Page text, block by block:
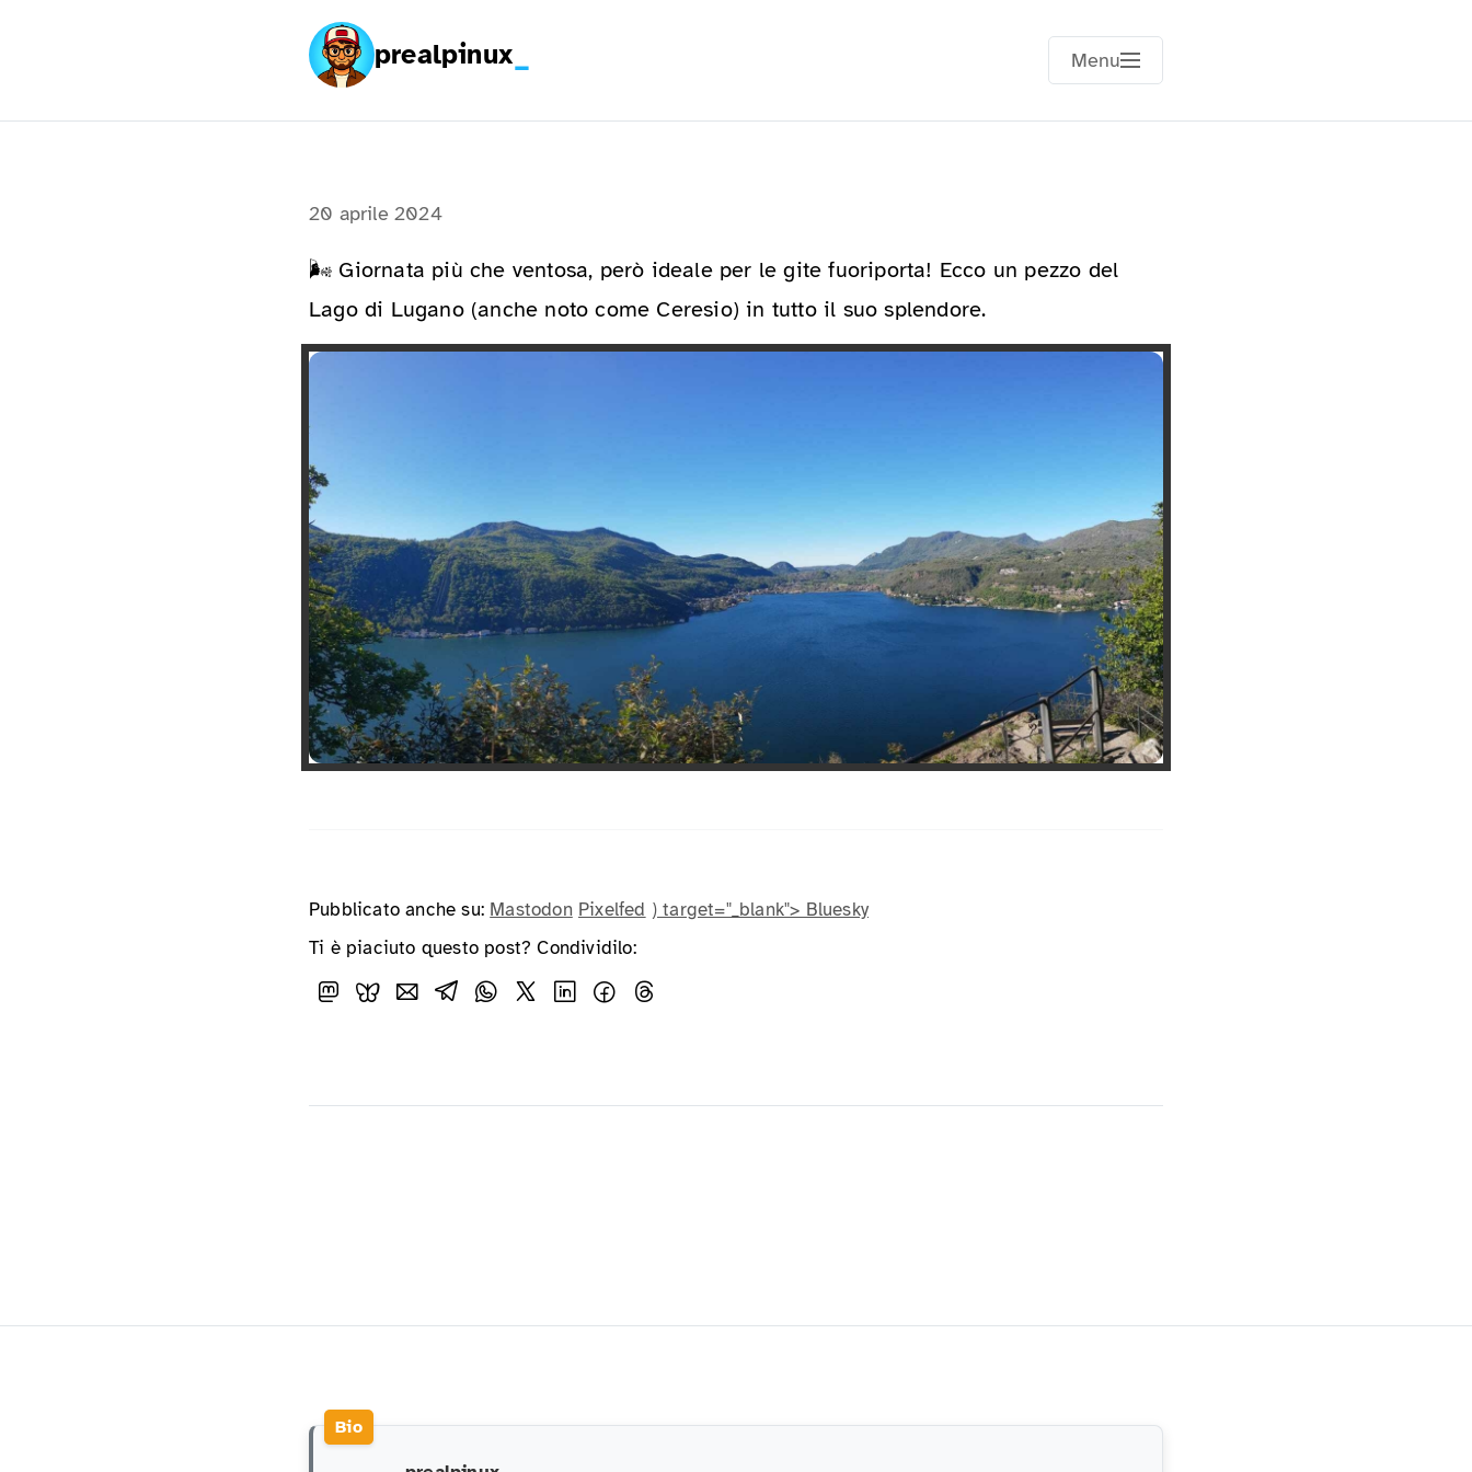
prealpinux Menu
20 aprile 2024
🌬️ Giornata più che ventosa, però ideale per le gite fuoriporta! Ecco un pezzo del
Lago di Lugano (anche noto come Ceresio) in tutto il suo splendore.
Pubblicato anche su: Mastodon Pixelfed ) target="_blank"> Bluesky
Ti è piaciuto questo post? Condividilo: